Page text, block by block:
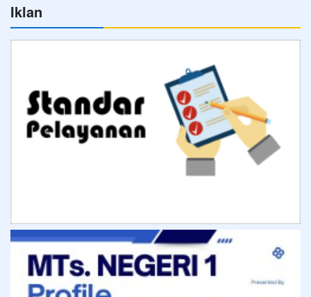
Iklan